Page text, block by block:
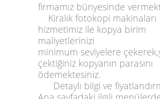
firmamız bünyesinde
Kiralık fotokopi makinaları
hizmetimiz ile kopya birim
maliyetlerinizi
minimum seviyelere
çektiğiniz kopyanın parasını
ödemektesiniz.
Detaylı bilgi ve